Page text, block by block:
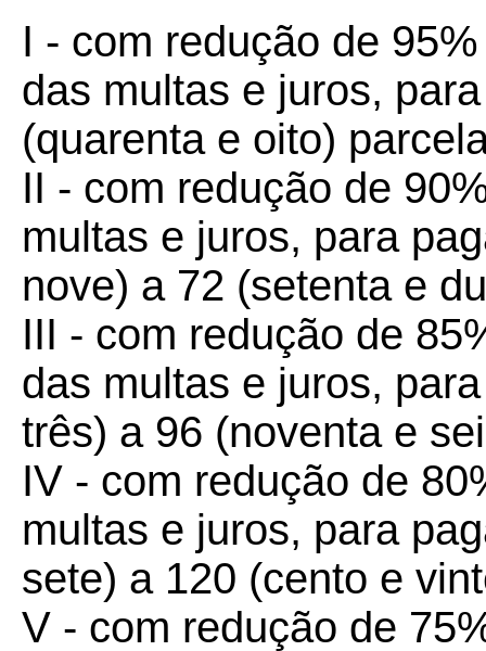
I - com redução de
das multas e juros,
(quarenta e oito)
II - com redução de
multas e juros, para
nove) a 72 (setenta e
III - com redução de
das multas e juros,
três) a 96 (noventa e
IV - com redução de
multas e juros, para
sete) a 120 (cento e
V - com redução de